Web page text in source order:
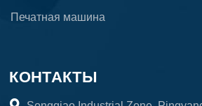
Печатная машина
КОНТАКТЫ